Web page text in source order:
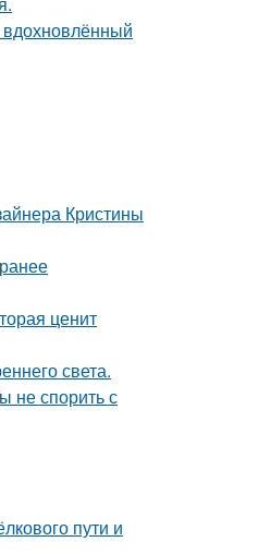
Кристины
ценит
света.
не спорить с
пути и